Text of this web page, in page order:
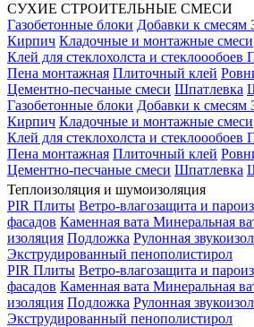
СУХИЕ СТРОИТЕЛЬНЫЕ СМЕСИ
Газобетонные блоки Добавки к смесям
Кирпич Кладочные и монтажные смеси
Клей для стеклохолста и стеклоообоев
Пена монтажная Плиточный клей
Цементно-песчаные смеси Шпатлевка
Газобетонные блоки Добавки к смесям
Кирпич Кладочные и монтажные смеси
Клей для стеклохолста и стеклоообоев
Пена монтажная Плиточный клей
Цементно-песчаные смеси Шпатлевка
Теплоизоляция и шумоизоляция
PIR Плиты Ветро-влагозащита и
фасадов Каменная вата Минеральная
изоляция Подложка Рулонная
Экструдированный пенополистирол
PIR Плиты Ветро-влагозащита и
фасадов Каменная вата Минеральная
изоляция Подложка Рулонная
Экструдированный пенополистирол